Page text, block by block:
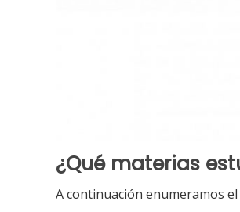
¿Qué materias
A continuación enumeramos el